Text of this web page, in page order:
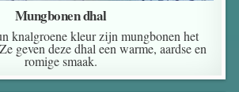
Mungbonen dhal
knalgroene kleur zijn mungbonen het
geven deze dhal een warme, aardse en
romige smaak.